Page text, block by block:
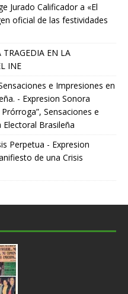
Jurado Calificador a «El
oficial de las festividades
TRAGEDIA EN LA
INE
e Impresiones en
- Expresion Sonora
Sensaciones e
Brasileña
Perpetua - Expresion
de una Crisis